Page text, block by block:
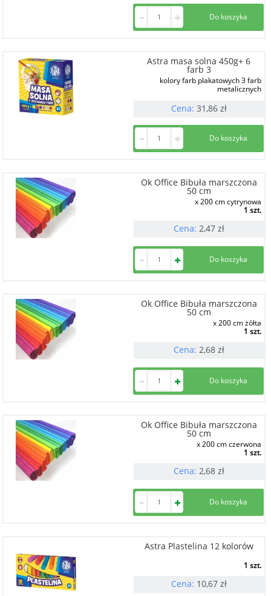
Astra masa solna 450g+ 6
farb 3
kolory farb plakatowych 3 farb
metalicznych
1 szt.
Cena: 31,86 zł
Ok Office Bibuła marszczona
50 cm
x 200 cm cytrynowa
1 szt.
Cena: 2,47 zł
Ok Office Bibuła marszczona
50 cm
x 200 cm żółta
1 szt.
Cena: 2,68 zł
Ok Office Bibuła marszczona
50 cm
x 200 cm czerwona
1 szt.
Cena: 2,68 zł
Astra Plastelina 12 kolorów
1 szt.
Cena: 10,67 zł